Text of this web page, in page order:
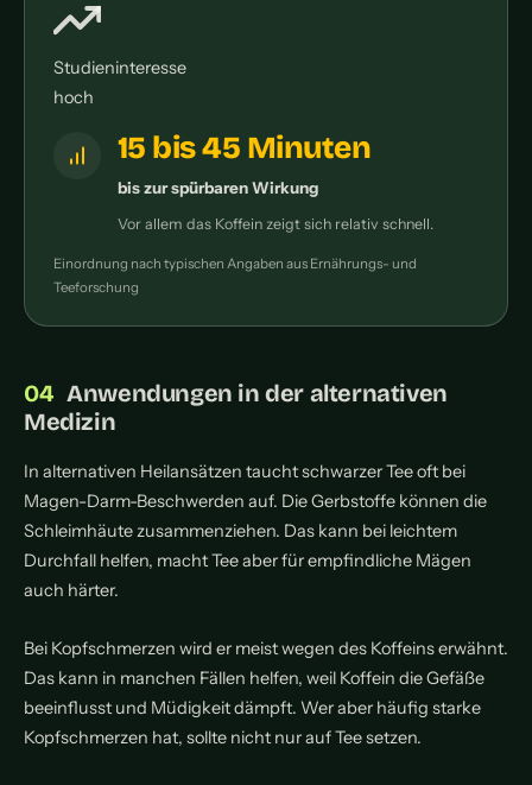
Studieninteresse
hoch
15 bis 45 Minuten
bis zur spürbaren Wirkung
Vor allem das Koffein zeigt sich relativ schnell.
Einordnung nach typischen Angaben aus Ernährungs- und
Teeforschung
Anwendungen in der alternativen
Medizin
In alternativen Heilansätzen taucht schwarzer Tee oft bei
Magen-Darm-Beschwerden auf. Die Gerbstoffe können die
Schleimhäute zusammenziehen. Das kann bei leichtem
Durchfall helfen, macht Tee aber für empfindliche Mägen
auch härter.
Bei Kopfschmerzen wird er meist wegen des Koffeins erwähnt.
Das kann in manchen Fällen helfen, weil Koffein die Gefäße
beeinflusst und Müdigkeit dämpft. Wer aber häufig starke
Kopfschmerzen hat, sollte nicht nur auf Tee setzen.